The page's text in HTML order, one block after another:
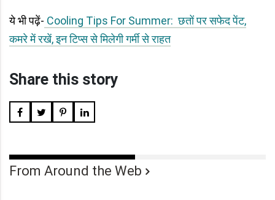
ये भी पढ़ें- Cooling Tips For Summer: छतों पर सफेद पेंट,
कमरे में रखें, इन टिप्स से मिलेगी गर्मी से राहत
Share this story
From Around the Web